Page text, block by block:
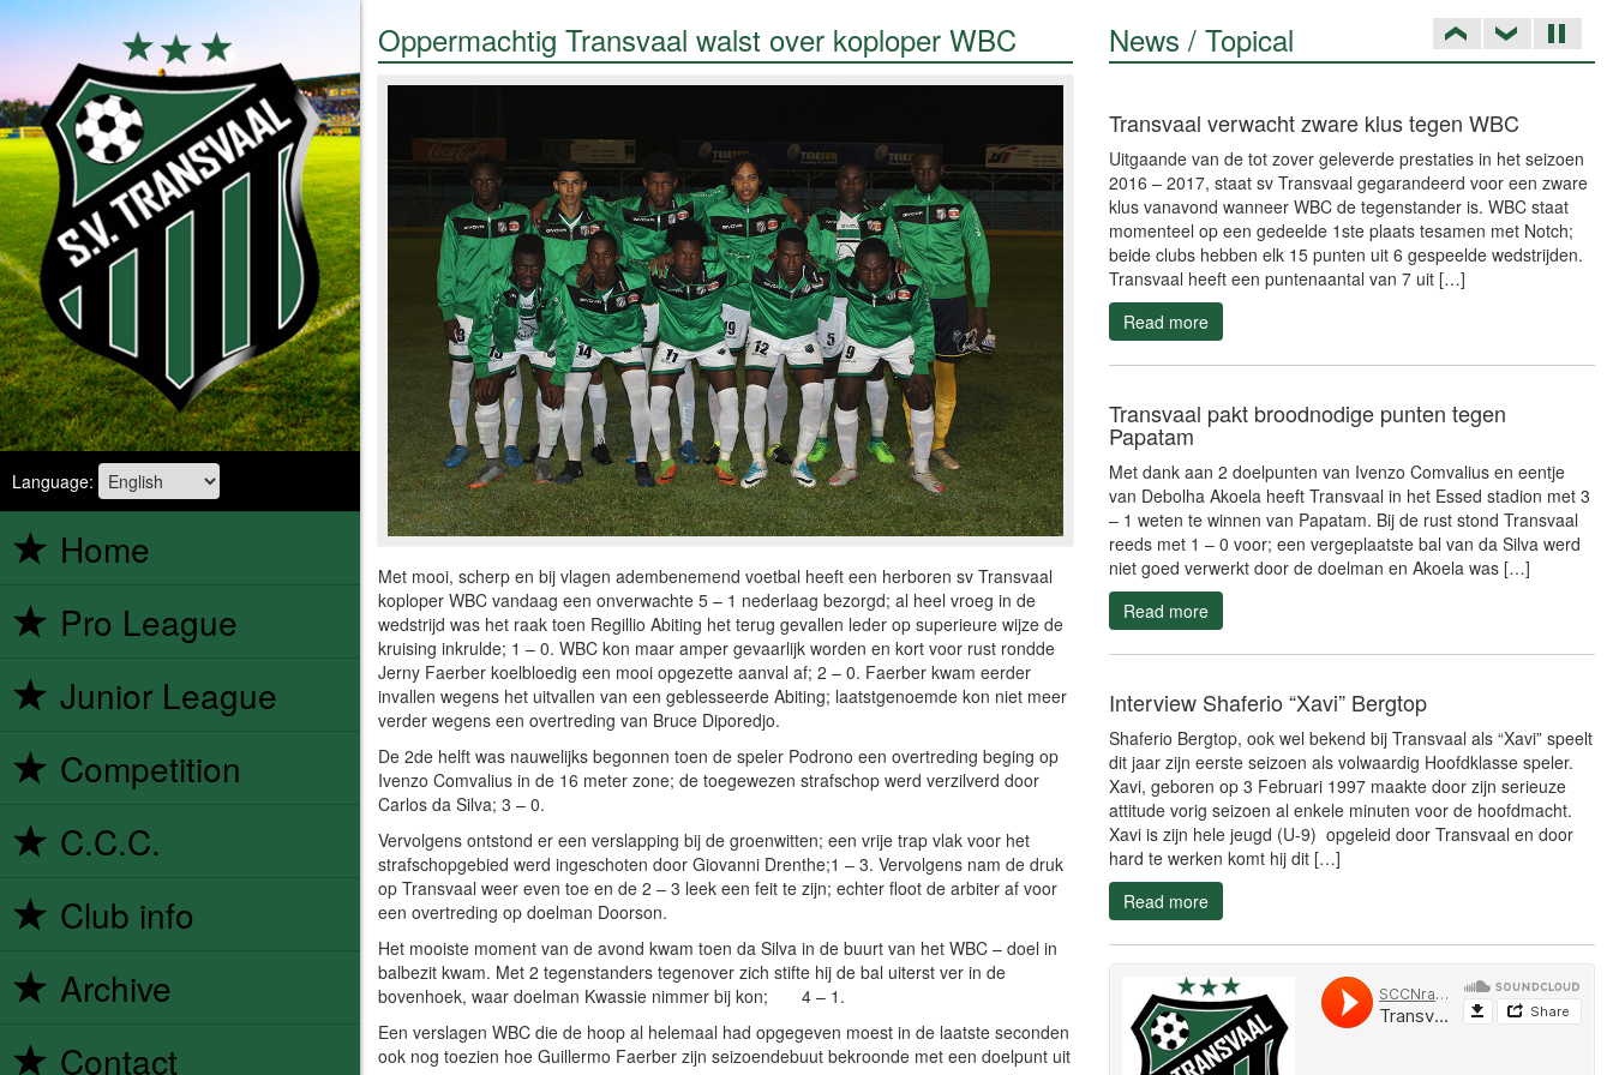
Language:
Home
Pro League
Junior League
Competition
C.C.C.
Club info
Archive
Contact
Oppermachtig Transvaal walst over koploper WBC
Met mooi, scherp en bij vlagen adembenemend voetbal heeft een herboren sv Transvaal
koploper WBC vandaag een onverwachte 5 – 1 nederlaag bezorgd; al heel vroeg in de
wedstrijd was het raak toen Regillio Abiting het terug gevallen leder op superieure wijze de
kruising inkrulde; 1 – 0. WBC kon maar amper gevaarlijk worden en kort voor rust rondde
Jerny Faerber koelbloedig een mooi opgezette aanval af; 2 – 0. Faerber kwam eerder
invallen wegens het uitvallen van een geblesseerde Abiting; laatstgenoemde kon niet meer
verder wegens een overtreding van Bruce Diporedjo.
De 2de helft was nauwelijks begonnen toen de speler Podrono een overtreding beging op
Ivenzo Comvalius in de 16 meter zone; de toegewezen strafschop werd verzilverd door
Carlos da Silva; 3 – 0.
Vervolgens ontstond er een verslapping bij de groenwitten; een vrije trap vlak voor het
strafschopgebied werd ingeschoten door Giovanni Drenthe;1 – 3. Vervolgens nam de druk
op Transvaal weer even toe en de 2 – 3 leek een feit te zijn; echter floot de arbiter af voor
een overtreding op doelman Doorson.
Het mooiste moment van de avond kwam toen da Silva in de buurt van het WBC – doel in
balbezit kwam. Met 2 tegenstanders tegenover zich stifte hij de bal uiterst ver in de
bovenhoek, waar doelman Kwassie nimmer bij kon; 4 – 1.
Een verslagen WBC die de hoop al helemaal had opgegeven moest in de laatste seconden
ook nog toezien hoe Guillermo Faerber zijn seizoendebuut bekroonde met een doelpunt uit
News / Topical
Transvaal verwacht zware klus tegen WBC
Uitgaande van de tot zover geleverde prestaties in het seizoen
2016 – 2017, staat sv Transvaal gegarandeerd voor een zware
klus vanavond wanneer WBC de tegenstander is. WBC staat
momenteel op een gedeelde 1ste plaats tesamen met Notch;
beide clubs hebben elk 15 punten uit 6 gespeelde wedstrijden.
Transvaal heeft een puntenaantal van 7 uit […]
Read more
Transvaal pakt broodnodige punten tegen
Papatam
Met dank aan 2 doelpunten van Ivenzo Comvalius en eentje
van Debolha Akoela heeft Transvaal in het Essed stadion met 3
– 1 weten te winnen van Papatam. Bij de rust stond Transvaal
reeds met 1 – 0 voor; een vergeplaatste bal van da Silva werd
niet goed verwerkt door de doelman en Akoela was […]
Read more
Interview Shaferio “Xavi” Bergtop
Shaferio Bergtop, ook wel bekend bij Transvaal als “Xavi” speelt
dit jaar zijn eerste seizoen als volwaardig Hoofdklasse speler.
Xavi, geboren op 3 Februari 1997 maakte door zijn serieuze
attitude vorig seizoen al enkele minuten voor de hoofdmacht.
Xavi is zijn hele jeugd (U-9) opgeleid door Transvaal en door
hard te werken komt hij dit […]
Read more
Transvaal deze week niet in actie
Bij de voortzetting van de SVB Eerste Divisie Competitie komt
SV Transvaal niet in actie. Transvaal is namelijk vrij wanneer de